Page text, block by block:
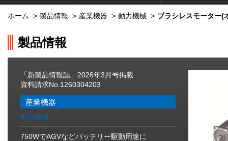
ホーム > 製品情報 > 産業機器 > 動力機械 > ブラシレスモーター(
製品情報
「新製品情報誌」2026年3月号掲載
資料請求No.1260304203
産業機器
動力機械
750WでAGVなどバッテリー駆動用途に